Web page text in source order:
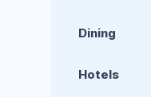
Dining
Hotels